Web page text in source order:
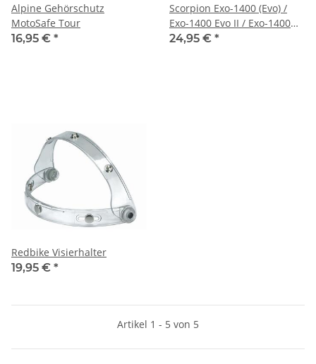
Alpine Gehörschutz
MotoSafe Tour
16,95 € *
Scorpion Exo-1400 (Evo) /
Exo-1400 Evo II / Exo-1400
Carbon Wangenpolster
24,95 € *
Redbike Visierhalter
19,95 € *
Artikel 1 - 5 von 5